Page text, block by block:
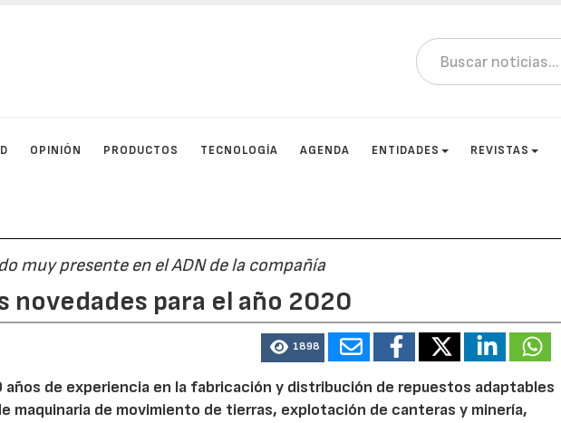
OPINIÓN PRODUCTOS TECNOLOGÍA AGENDA ENTIDADES REVISTAS
muy presente en el ADN de la compañía
novedades para el año 2020
1898
años de experiencia en la fabricación y distribución de repuestos adaptables
maquinaria de movimiento de tierras, explotación de canteras y minería,